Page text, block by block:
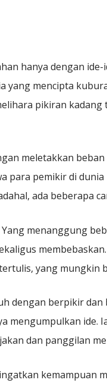
hanya dengan
yang mencipta
pikiran
meletakkan
para pemikir di
ada beberapa
menanggung
yang mungkin
dengan berpikir
mengumpulkan ide.
dan panggilan
kemampuan